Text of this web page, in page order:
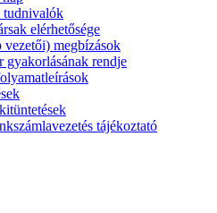
elérhetősége
vezetői) megbízások
rendje
tájékoztató